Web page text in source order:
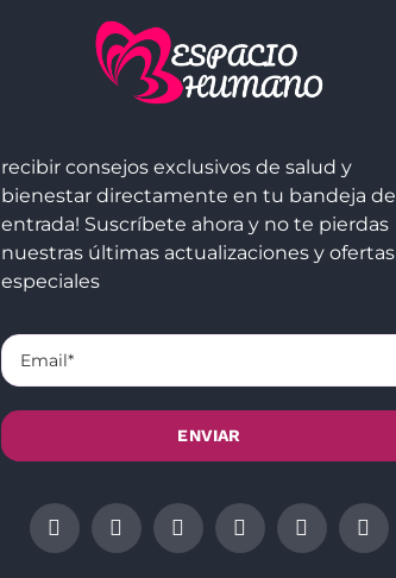
recibir consejos exclusivos de salud y
bienestar directamente en tu bandeja de
entrada! Suscríbete ahora y no te pierdas
nuestras últimas actualizaciones y ofertas
especiales